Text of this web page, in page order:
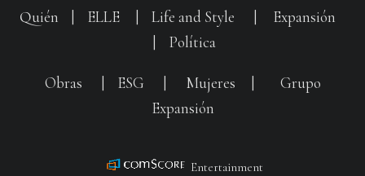
Quién ELLE Life and Style
Expansión
Política
Obras ESG Mujeres
Grupo
Expansión
Entertainment